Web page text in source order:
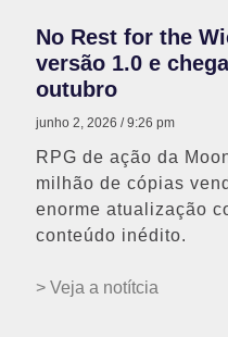
No Rest for the
versão 1.0 e
outubro
junho 2, 2026 9:26 pm
RPG de ação da
milhão de cópias
enorme atualização
conteúdo inédito.
> Veja a notítcia